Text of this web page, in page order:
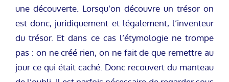
une découverte. Lorsqu’on découvre un trésor on
est donc, juridiquement et légalement, l’inventeur
du trésor. Et dans ce cas l’étymologie ne trompe
pas : on ne créé rien, on ne fait de que remettre au
jour ce qui était caché. Donc recouvert du manteau